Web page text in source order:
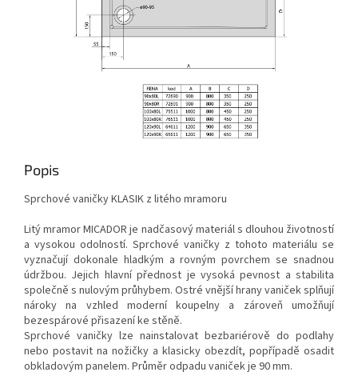
Popis
Sprchové vaničky KLASIK z litého mramoru
Litý mramor MICADOR je nadčasový materiál s dlouhou životností
a vysokou odolností. Sprchové vaničky z tohoto materiálu se
vyznačují dokonale hladkým a rovným povrchem se snadnou
údržbou. Jejich hlavní přednost je vysoká pevnost a stabilita
společně s nulovým průhybem. Ostré vnější hrany vaniček splňují
nároky na vzhled moderní koupelny a zároveň umožňují
bezespárové přisazení ke stěně.
Sprchové vaničky lze nainstalovat bezbariérově do podlahy
nebo postavit na nožičky a klasicky obezdít, popřípadě osadit
obkladovým panelem. Průměr odpadu vaniček je 90 mm.